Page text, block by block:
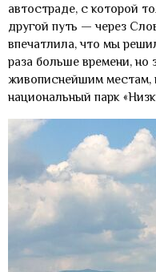
автостраде, с которой
другой путь — через
впечатлила, что мы
раза больше времени, но
живописнейшим местам,
национальный парк